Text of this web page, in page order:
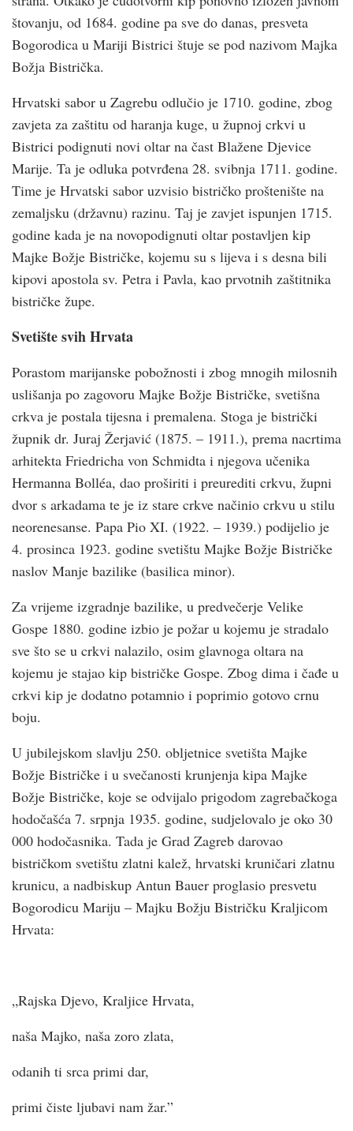
štovanju, od 1684. godine pa sve do danas, presveta
Bogorodica u Mariji Bistrici štuje se pod nazivom Majka
Božja Bistrička.
Hrvatski sabor u Zagrebu odlučio je 1710. godine, zbog
zavjeta za zaštitu od haranja kuge, u župnoj crkvi u
Bistrici podignuti novi oltar na čast Blažene Djevice
Marije. Ta je odluka potvrđena 28. svibnja 1711. godine.
Time je Hrvatski sabor uzvisio bistričko proštenište na
zemaljsku (državnu) razinu. Taj je zavjet ispunjen 1715.
godine kada je na novopodignuti oltar postavljen kip
Majke Božje Bistričke, kojemu su s lijeva i s desna bili
kipovi apostola sv. Petra i Pavla, kao prvotnih zaštitnika
bistričke župe.
Svetište svih Hrvata
Porastom marijanske pobožnosti i zbog mnogih milosnih
uslišanja po zagovoru Majke Božje Bistričke, svetišna
crkva je postala tijesna i premalena. Stoga je bistrički
župnik dr. Juraj Žerjavić (1875. – 1911.), prema nacrtima
arhitekta Friedricha von Schmidta i njegova učenika
Hermanna Bolléa, dao proširiti i preurediti crkvu, župni
dvor s arkadama te je iz stare crkve načinio crkvu u stilu
neorenesanse. Papa Pio XI. (1922. – 1939.) podijelio je
4. prosinca 1923. godine svetištu Majke Božje Bistričke
naslov Manje bazilike (basilica minor).
Za vrijeme izgradnje bazilike, u predvečerje Velike
Gospe 1880. godine izbio je požar u kojemu je stradalo
sve što se u crkvi nalazilo, osim glavnoga oltara na
kojemu je stajao kip bistričke Gospe. Zbog dima i čađe u
crkvi kip je dodatno potamnio i poprimio gotovo crnu
boju.
U jubilejskom slavlju 250. obljetnice svetišta Majke
Božje Bistričke i u svečanosti krunjenja kipa Majke
Božje Bistričke, koje se odvijalo prigodom zagrebačkoga
hodočašća 7. srpnja 1935. godine, sudjelovalo je oko 30
000 hodočasnika. Tada je Grad Zagreb darovao
bistričkom svetištu zlatni kalež, hrvatski kruničari zlatnu
krunicu, a nadbiskup Antun Bauer proglasio presvetu
Bogorodicu Mariju – Majku Božju Bistričku Kraljicom
Hrvata:
„Rajska Djevo, Kraljice Hrvata,
naša Majko, naša zoro zlata,
odanih ti srca primi dar,
primi čiste ljubavi nam žar.”